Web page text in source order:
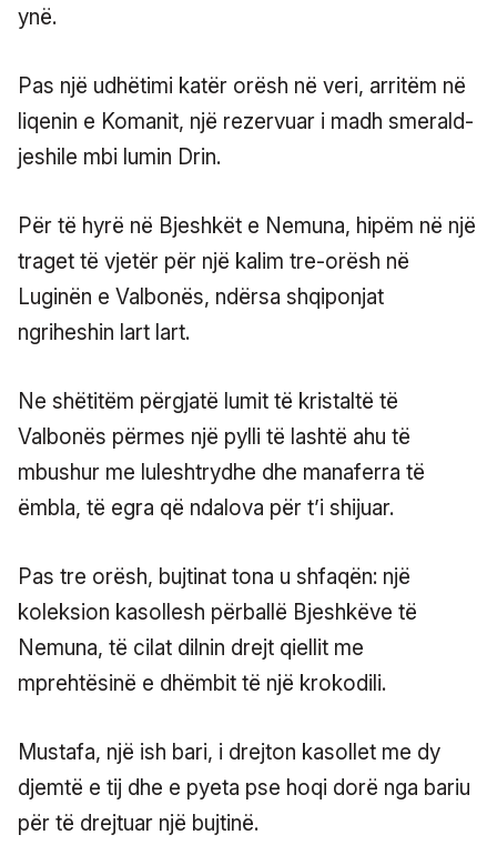
ynë.
Pas një udhëtimi katër orësh në veri, arritëm në
liqenin e Komanit, një rezervuar i madh smerald-
jeshile mbi lumin Drin.
Për të hyrë në Bjeshkët e Nemuna, hipëm në një
traget të vjetër për një kalim tre-orësh në
Luginën e Valbonës, ndërsa shqiponjat
ngriheshin lart lart.
Ne shëtitëm përgjatë lumit të kristaltë të
Valbonës përmes një pylli të lashtë ahu të
mbushur me luleshtrydhe dhe manaferra të
ëmbla, të egra që ndalova për t’i shijuar.
Pas tre orësh, bujtinat tona u shfaqën: një
koleksion kasollesh përballë Bjeshkëve të
Nemuna, të cilat dilnin drejt qiellit me
mprehtësinë e dhëmbit të një krokodili.
Mustafa, një ish bari, i drejton kasollet me dy
djemtë e tij dhe e pyeta pse hoqi dorë nga bariu
për të drejtuar një bujtinë.